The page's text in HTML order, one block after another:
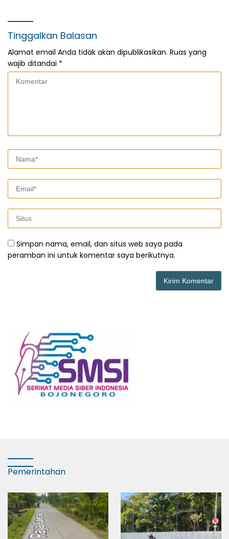
Tinggalkan Balasan
Alamat email Anda tidak akan dipublikasikan. Ruas yang
wajib ditandai *
Simpan nama, email, dan situs web saya pada
peramban ini untuk komentar saya berikutnya.
Pemerintahan